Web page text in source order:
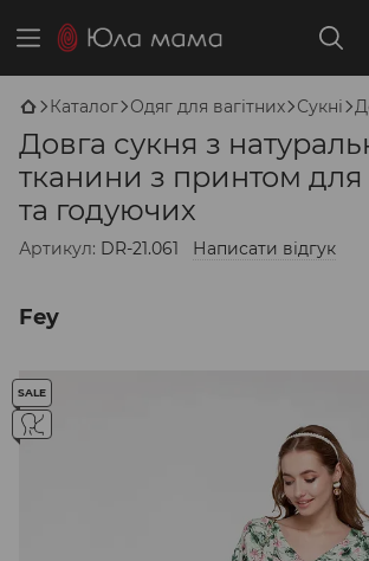
Каталог Одяг для вагітних Сукні
Довга сукня з
тканини з принтом для
та годуючих
Артикул: DR-21.061 Написати відгук
Fey
SALE